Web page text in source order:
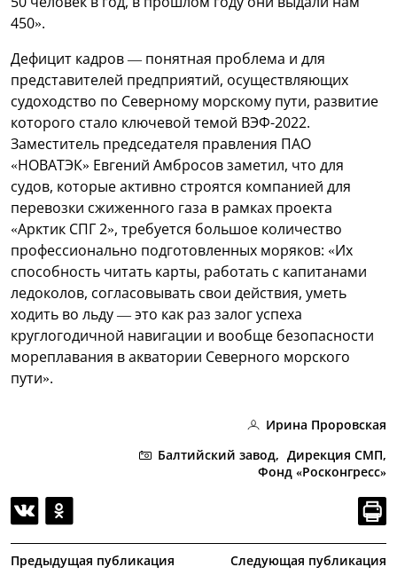
450».
Дефицит кадров — понятная проблема и для
представителей предприятий, осуществляющих
судоходство по Северному морскому пути, развитие
которого стало ключевой темой ВЭФ-2022.
Заместитель председателя правления ПАО
«НОВАТЭК» Евгений Амбросов заметил, что для
судов, которые активно строятся компанией для
перевозки сжиженного газа в рамках проекта
«Арктик СПГ 2», требуется большое количество
профессионально подготовленных моряков: «Их
способность читать карты, работать с капитанами
ледоколов, согласовывать свои действия, уметь
ходить во льду — это как раз залог успеха
круглогодичной навигации и вообще безопасности
мореплавания в акватории Северного морского
пути».
Ирина Проровская
Балтийский завод, Дирекция СМП,
Фонд «Росконгресс»
Предыдущая публикация Следующая публикация